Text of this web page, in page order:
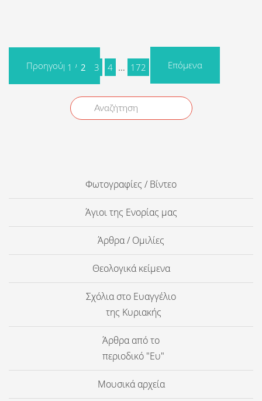
Προηγούμενα
1 2 3 4 … 172 Επόμενα
Φωτογραφίες / Βίντεο
Άγιοι της Ενορίας μας
Άρθρα / Ομιλίες
Θεολογικά κείμενα
Σχόλια στο Ευαγγέλιο
της Κυριακής
Άρθρα από το
περιοδικό "Ευ"
Μουσικά αρχεία